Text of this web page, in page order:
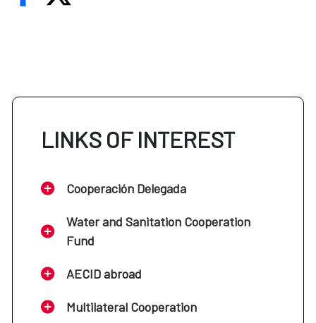
LINKS OF INTEREST
Cooperación Delegada
Water and Sanitation Cooperation
Fund
AECID abroad
Multilateral Cooperation